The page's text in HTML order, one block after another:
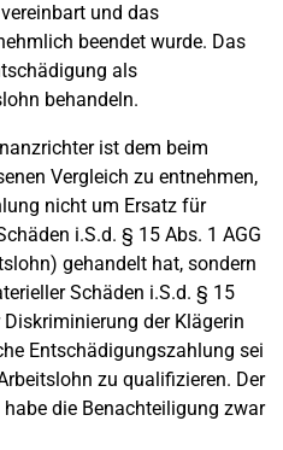
und das
beendet wurde. Das
als
behandeln.
ist dem beim
Vergleich zu entnehmen,
nicht um Ersatz für
i.S.d. § 15 Abs. 1 AGG
gehandelt hat, sondern
Schäden i.S.d. § 15
Diskriminierung der Klägerin
Entschädigungszahlung sei
zu qualifizieren. Der
die Benachteiligung zwar